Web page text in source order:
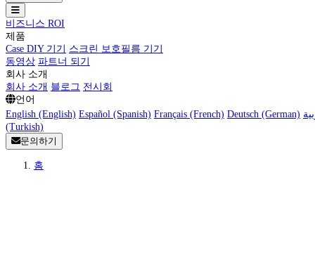
비즈니스 ROI
제품
Case DIY 기기
스크린 보호필름 기기
동영상 파트너 되기
회사 소개
회사 소개 블로그 전시회
언어
English (English) Español (Spanish) Français (French) Deutsch (German)
(Turkish)
문의하기
홈